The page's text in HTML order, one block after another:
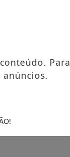
Famílias
abre
5 milhões em
imagem de
Para